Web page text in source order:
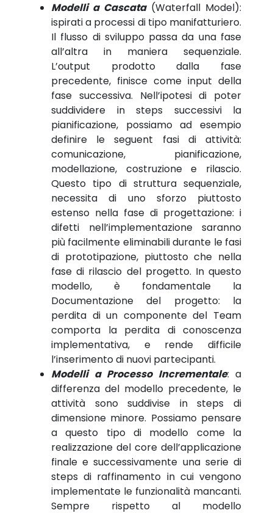
Modelli a Cascata(Waterfall Model):
ispirati a processi di tipo manifatturiero.
Il flusso di sviluppo passa da una fase
all’altra in maniera sequenziale.
L’output prodotto dalla fase
precedente, finisce come input della
fase successiva. Nell’ipotesi di poter
suddividere in steps successivi la
pianificazione, possiamo ad esempio
definire le seguent fasi di attività:
comunicazione, pianificazione,
modellazione, costruzione e rilascio.
Questo tipo di struttura sequenziale,
necessita di uno sforzo piuttosto
estenso nella fase di progettazione: i
difetti nell’implementazione saranno
più facilmente eliminabili durante le fasi
di prototipazione, piuttosto che nella
fase di rilascio del progetto. In questo
modello, è fondamentale la
Documentazione del progetto: la
perdita di un componente del Team
comporta la perdita di conoscenza
implementativa, e rende difficile
l’inserimento di nuovi partecipanti.
Modelli a Processo Incrementale: a
differenza del modello precedente, le
attività sono suddivise in steps di
dimensione minore. Possiamo pensare
a questo tipo di modello come la
realizzazione del core dell’applicazione
finale e successivamente una serie di
steps di raffinamento in cui vengono
implementate le funzionalità mancanti.
Sempre rispetto al modello